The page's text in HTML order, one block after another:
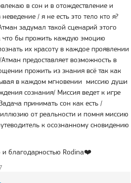
в сон и в отождествление и
/ я не есть это тело кто я?
задумал такой сценарий этого
что бы прожить каждую эмоцию
их красоту в каждое проявлении
предоставляет возможность в
прожить из знания всё так как
в каждом мгновении миссию души
сознания/ Миссия ведет к игре
принимать сон как есть /
от реальности и помня миссию
к осознанному сновидению
благодарностью Rodina❤️